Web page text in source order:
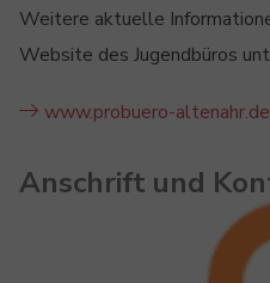
Weitere aktuelle
Website des Jugendbüros
www.probuero-altenahr.de
Anschrift und